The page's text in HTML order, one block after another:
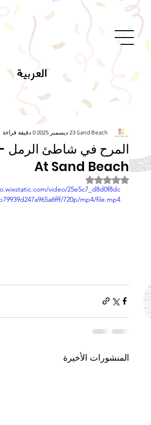
العربية
At Sand Beach
Sand Beach 23 ديسمبر 2025 0 دقيقة قراءة
تم التقييم بـ ليس رقمًا من أصل 5 نجوم.
video/25e5c7_d8d0f8dc
720p/mp4/file.mp4
المنشورات الأخيرة